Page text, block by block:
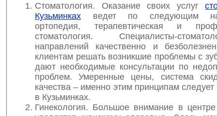
Стоматология. Оказание своих услуг
Кузьминках ведет по следующим
ортопедия, терапевтическая и
стоматология. Специалисты-
направлений качественно и
клиентам решать возникшие проблемы с
дают необходимые консультации по
проблем. Умеренные цены, система
качества – именно этим принципам следует
в Кузьминках.
Гинекология. Большое внимание в